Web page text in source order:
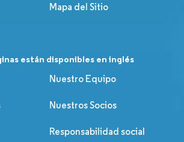
Mapa del Sitio
están disponibles en inglés
Nuestro Equipo
Nuestros Socios
Responsabilidad social